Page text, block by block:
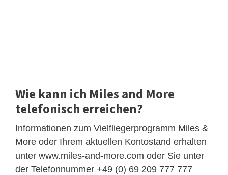
Wie kann ich Miles and More
telefonisch erreichen?
Informationen zum Vielfliegerprogramm Miles &
More oder Ihrem aktuellen Kontostand erhalten
unter www.miles-and-more.com oder Sie unter
der Telefonnummer +49 (0) 69 209 777 777